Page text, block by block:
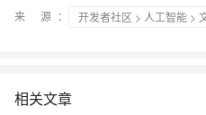
来 源：
开发者社区 > 人工智能 >
相关文章